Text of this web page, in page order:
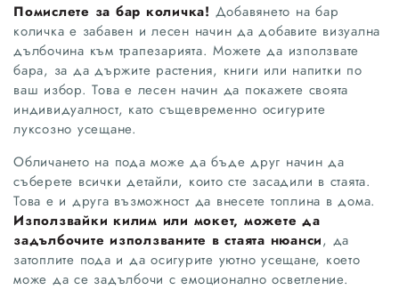
Помислете за бар количка! Добавянето на бар
количка е забавен и лесен начин да добавите визуална
дълбочина към трапезарията. Можете да използвате
бара, за да държите растения, книги или напитки по
ваш избор. Това е лесен начин да покажете своята
индивидуалност, като същевременно осигурите
луксозно усещане.
Обличането на пода може да бъде друг начин да
съберете всички детайли, които сте засадили в стаята.
Това е и друга възможност да внесете топлина в дома.
Използвайки килим или мокет, можете да
задълбочите използваните в стаята нюанси, да
затоплите пода и да осигурите уютно усещане, което
може да се задълбочи с емоционално осветление.